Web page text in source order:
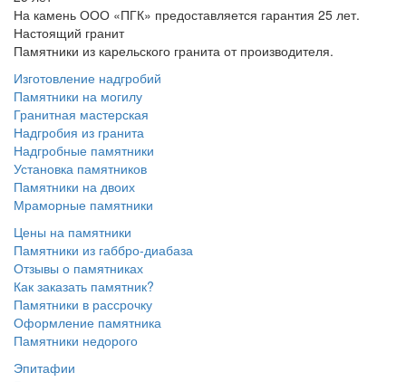
На камень ООО «ПГК» предоставляется гарантия 25 лет.
Настоящий гранит
Памятники из карельского гранита от производителя.
Изготовление надгробий
Памятники на могилу
Гранитная мастерская
Надгробия из гранита
Надгробные памятники
Установка памятников
Памятники на двоих
Мраморные памятники
Цены на памятники
Памятники из габбро-диабаза
Отзывы о памятниках
Как заказать памятник?
Памятники в рассрочку
Оформление памятника
Памятники недорого
Эпитафии